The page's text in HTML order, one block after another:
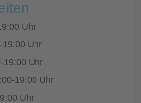
Uhr
19:00 Uhr
19:00 Uhr
19:00 Uhr
Uhr